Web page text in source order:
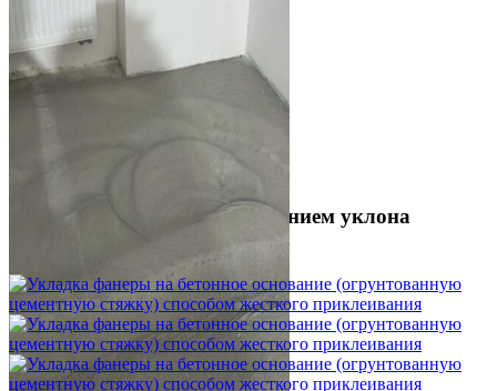
Шлифовка стяжки с сохранением уклона